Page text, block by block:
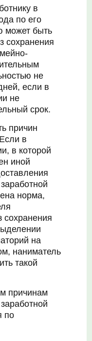
в
по его
может быть
сохранения
не
если в
не
срок.
причин
в
в которой
иной
норма,
сохранения
на
наниматель
такой
причинам
по